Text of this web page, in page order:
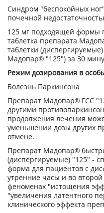
Синдром "беспокойных
почечной
125 мг подходящей формы
таблетка препарата
таблетки
Мадопар® "125") за 30
Режим дозирования в
Болезнь Паркинсона
Препарат Мадопар® ГСС
другими
продолжения лечения
уменьшении дозы других
отмене.
Препарат Мадопар®
(диспергируемые) "125" -
форма для пациентов с
утренние часы и во
феноменах "истощения
"увеличения латентного
клинического эффекта